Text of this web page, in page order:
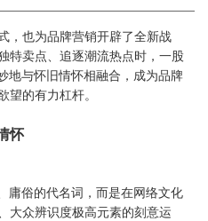
，也为品牌营销开辟了全新战
特卖点、追逐潮流热点时，一股
地与怀旧情怀相融合，成为品牌
的有力杠杆。
怀
庸俗的代名词，而是在网络文化
大众辨识度极高元素的刻意运